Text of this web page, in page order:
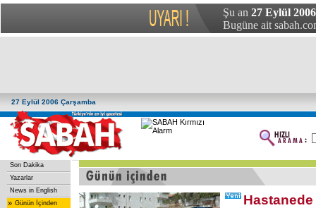
Şu an 27 Eylül
Bugüne ait
27 Eylül 2006 Çarşamba
Son Dakika
Yazarlar
News in English
» Günün İçinden